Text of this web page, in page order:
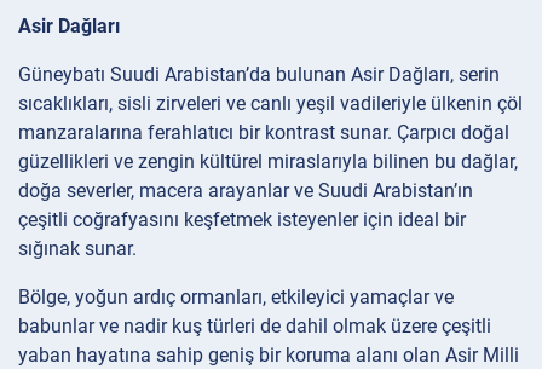
Asir Dağları
Güneybatı Suudi Arabistan’da bulunan Asir Dağları, serin
sıcaklıkları, sisli zirveleri ve canlı yeşil vadileriyle ülkenin çöl
manzaralarına ferahlatıcı bir kontrast sunar. Çarpıcı doğal
güzellikleri ve zengin kültürel miraslarıyla bilinen bu dağlar,
doğa severler, macera arayanlar ve Suudi Arabistan’ın
çeşitli coğrafyasını keşfetmek isteyenler için ideal bir
sığınak sunar.
Bölge, yoğun ardıç ormanları, etkileyici yamaçlar ve
babunlar ve nadir kuş türleri de dahil olmak üzere çeşitli
yaban hayatına sahip geniş bir koruma alanı olan Asir Milli